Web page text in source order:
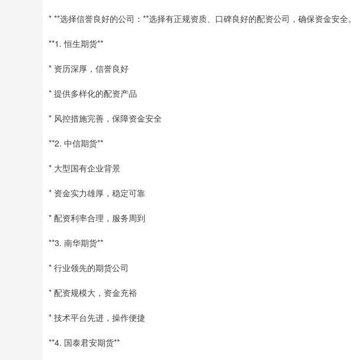
* **选择信誉良好的公司：**选择有正规资质、口碑良好的配资公司，确保资金安全。
**1. 恒生期货**
* 资历深厚，信誉良好
* 提供多样化的配资产品
* 风控措施完善，保障资金安全
**2. 中信期货**
* 大型国有企业背景
* 资金实力雄厚，稳定可靠
* 配资利率合理，服务周到
**3. 南华期货**
* 行业领先的期货公司
* 配资规模大，资金充裕
* 技术平台先进，操作便捷
**4. 国泰君安期货**